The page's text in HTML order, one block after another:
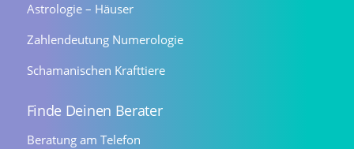
Astrologie – Häuser
Zahlendeutung Numerologie
Schamanischen Krafttiere
Finde Deinen Berater
Beratung am Telefon